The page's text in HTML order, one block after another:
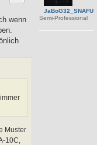
JaBoG32_SNAFU
Semi-Professional
wenn
Muster
10C,